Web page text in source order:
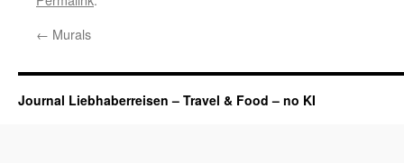
← Murals
Journal Liebhaberreisen – Travel & Food – no KI